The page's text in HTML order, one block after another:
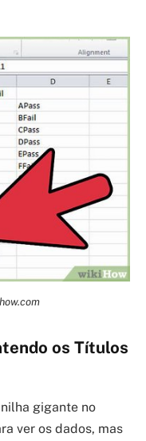
os Títulos
gigante no
ver os dados, mas